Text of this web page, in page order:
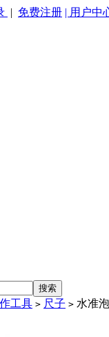
| 免费注册 | 用户中
工具 > 尺子 > 水准